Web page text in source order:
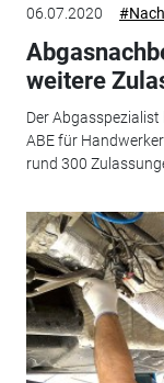
06.07.2020
weitere
Der
ABE für
rund 300